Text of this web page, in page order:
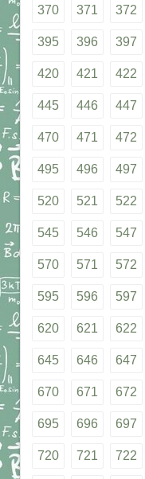
370 371 372
395 396 397
420 421 422
445 446 447
470 471 472
495 496 497
520 521 522
545 546 547
570 571 572
595 596 597
620 621 622
645 646 647
670 671 672
695 696 697
720 721 722